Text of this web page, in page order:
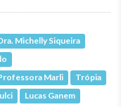
Michelly Siqueira
Marli
Trópia
Lucas Ganem